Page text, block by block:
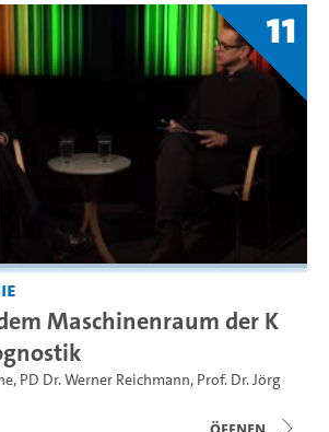
11
Maschinenraum der K
, PD Dr. Werner Reichmann, Prof. Dr. Jörg